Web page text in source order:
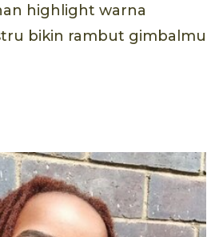
highlight warna
bikin rambut gimbalmu